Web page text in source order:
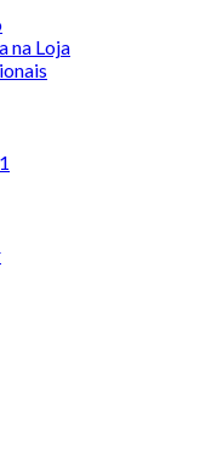
na Loja